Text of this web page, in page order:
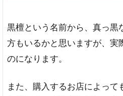
黒檀という名前から、真っ黒
方もいるかと思いますが、実
のになります。
また、購入するお店によって